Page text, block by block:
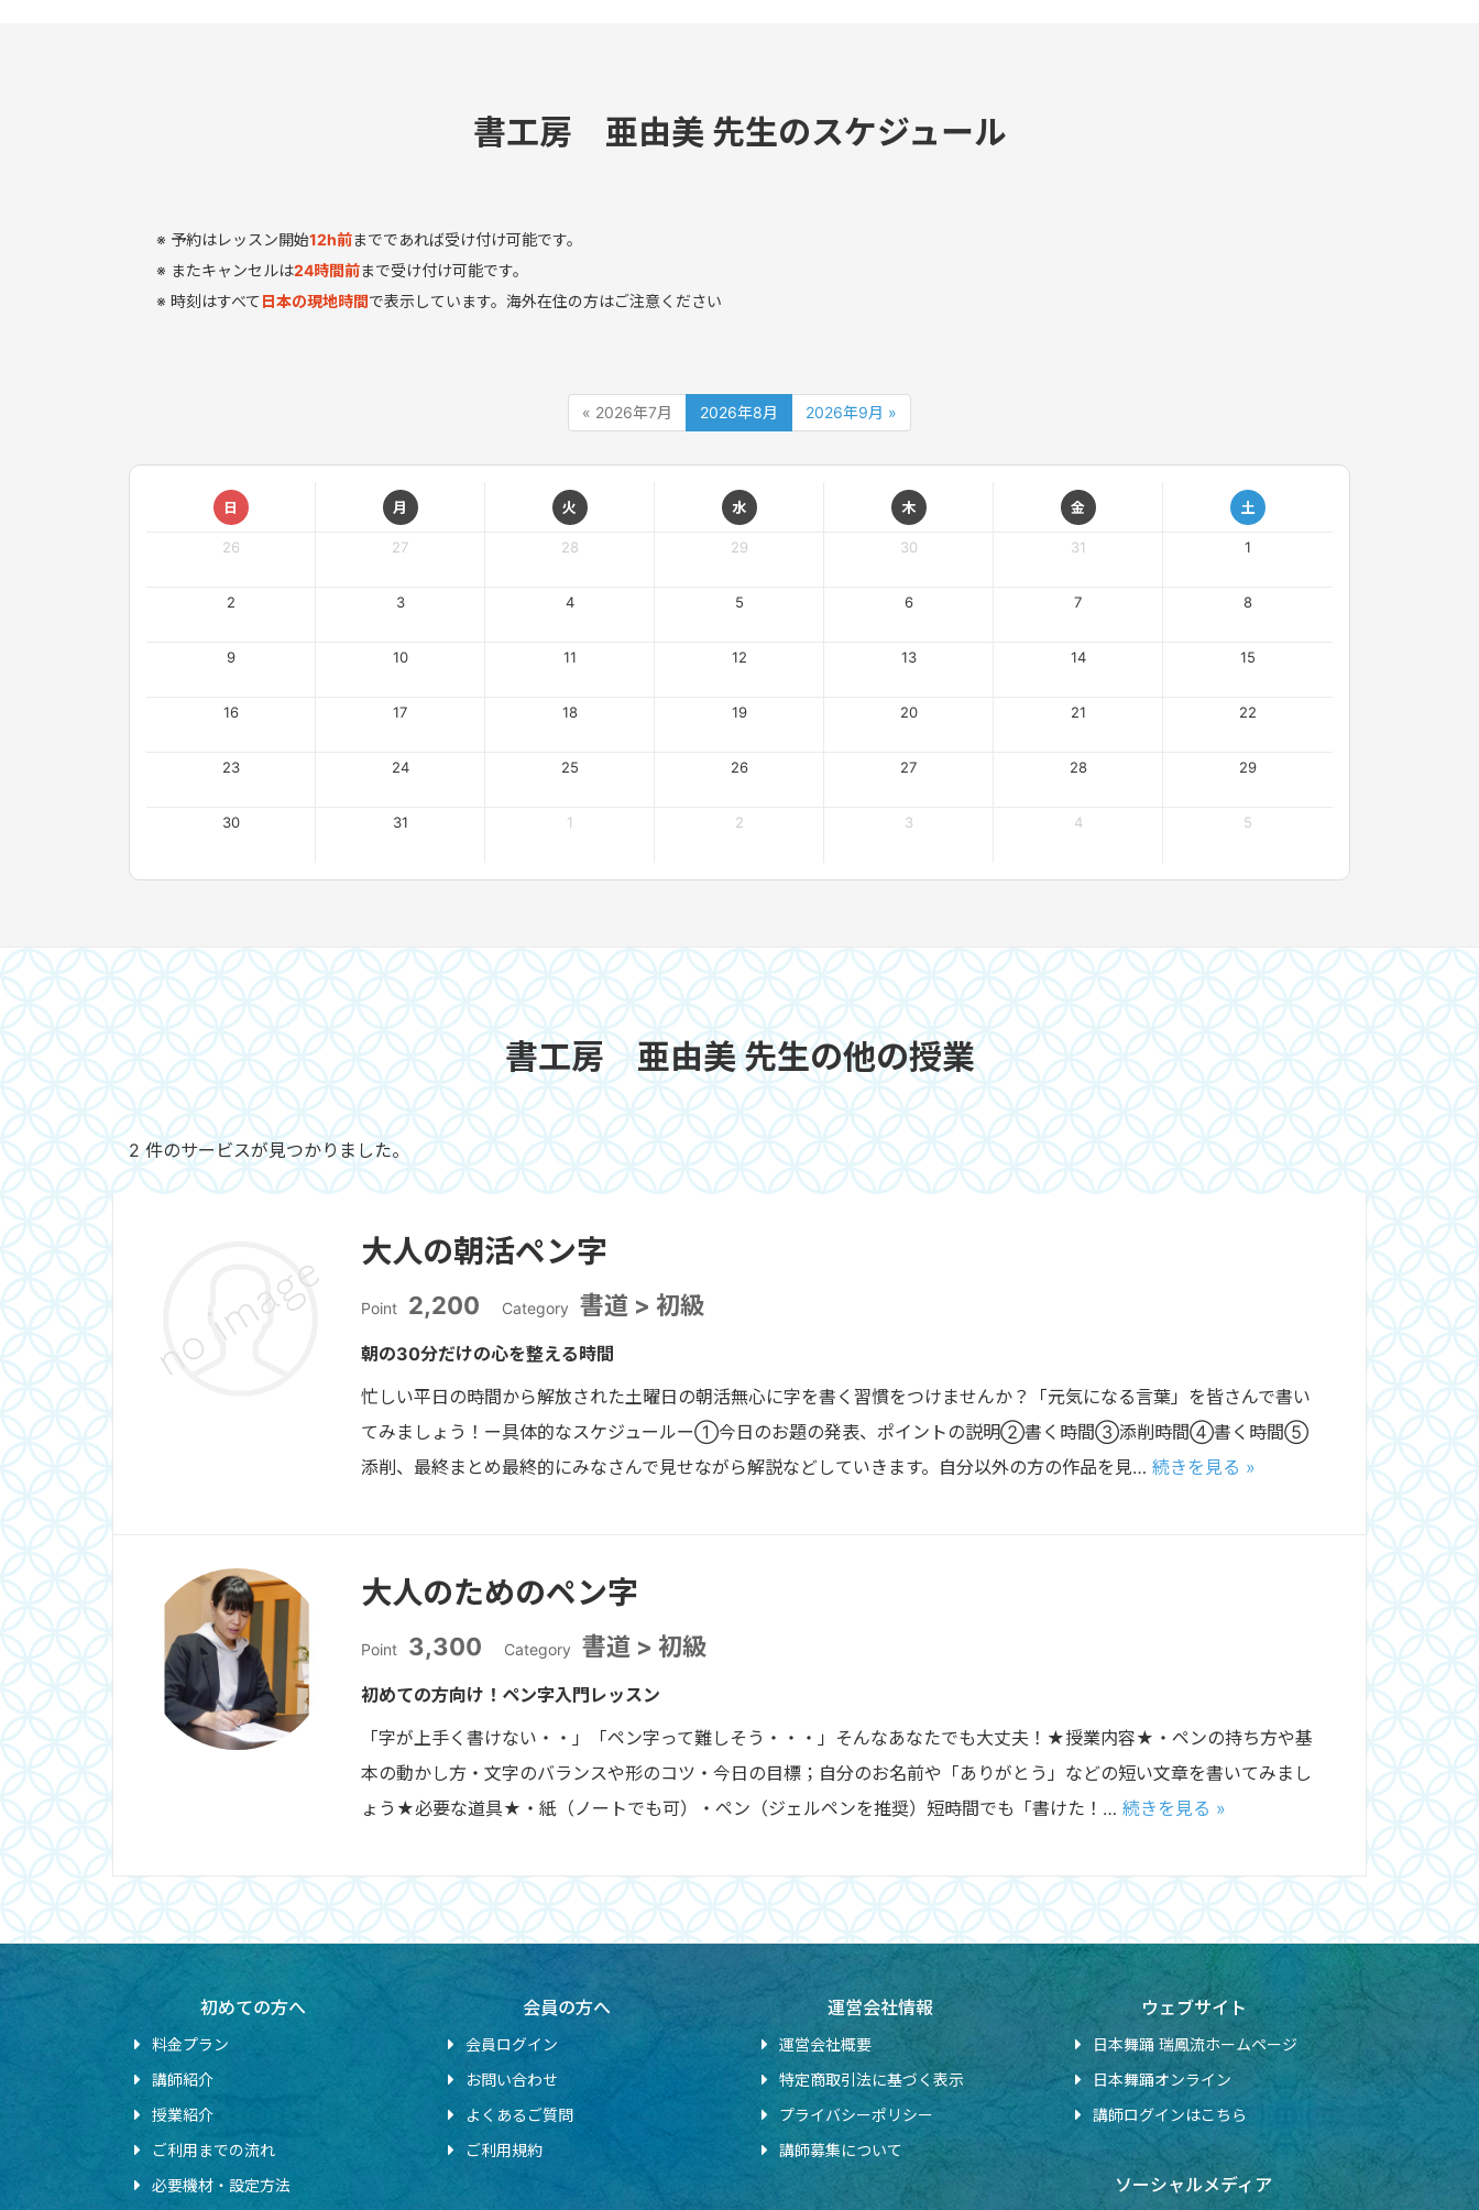
書工房 亜由美 先生のスケジュール
予約はレッスン開始12h前までであれば受け付け可能です。
またキャンセルは24時間前まで受け付け可能です。
時刻はすべて 日本の現地時間で表示しています。海外在住の方はご注意ください
« 2026年7月 2026年8月 2026年9月 »
日 月 火 水 木 金 土
26 27 28 29 30 31 1
2 3 4 5 6 7 8
9 10 11 12 13 14 15
16 17 18 19 20 21 22
23 24 25 26 27 28 29
30 31 1 2 3 4 5
書工房 亜由美 先生の他の授業
2 件のサービスが見つかりました。
大人の朝活ペン字
Point 2,200 Category 書道 > 初級
朝の30分だけの心を整える時間
忙しい平日の時間から解放された土曜日の朝活無心に字を書く習慣をつけませんか？「元気になる言葉」を皆さんで書い
てみましょう！ー具体的なスケジュールー①今日のお題の発表、ポイントの説明②書く時間③添削時間④書く時間⑤
添削、最終まとめ最終的にみなさんで見せながら解説などしていきます。自分以外の方の作品を見… 続きを見る »
大人のためのペン字
Point 3,300 Category 書道 > 初級
初めての方向け！ペン字入門レッスン
「字が上手く書けない・・」「ペン字って難しそう・・・」そんなあなたでも大丈夫！★授業内容★・ペンの持ち方や基
本の動かし方・文字のバランスや形のコツ・今日の目標；自分のお名前や「ありがとう」などの短い文章を書いてみまし
ょう★必要な道具★・紙（ノートでも可）・ペン（ジェルペンを推奨）短時間でも「書けた！… 続きを見る »
初めての方へ
料金プラン
講師紹介
授業紹介
ご利用までの流れ
必要機材・設定方法
会員の方へ
会員ログイン
お問い合わせ
よくあるご質問
ご利用規約
運営会社情報
運営会社概要
特定商取引法に基づく表示
プライバシーポリシー
講師募集について
ウェブサイト
日本舞踊 瑞鳳流ホームページ
日本舞踊オンライン
講師ログインはこちら
ソーシャルメディア